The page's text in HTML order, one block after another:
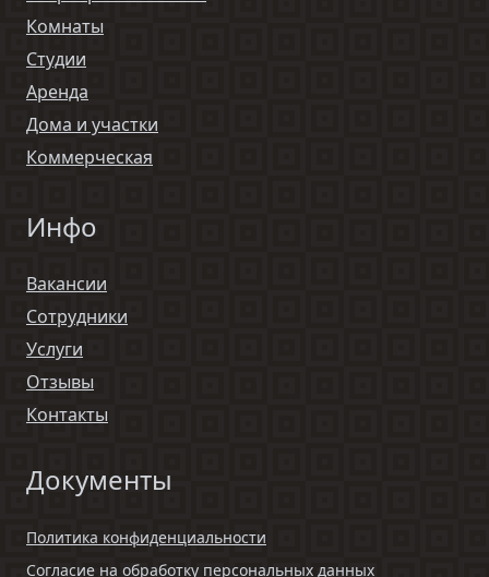
Комнаты
Студии
Аренда
Дома и участки
Коммерческая
Инфо
Вакансии
Сотрудники
Услуги
Отзывы
Контакты
Документы
Политика конфиденциальности
Согласие на обработку персональных данных